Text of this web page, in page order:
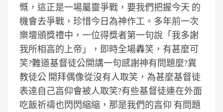
慨，這正是一場屬靈爭戰，要我們把握今天 的
機會去爭戰，珍惜今日為神作工。多年前一次
樂壇頒獎禮中，一位得獎者第一句說「我多謝
我所相亯的上帝」，即時全場轟笑，有甚麼可
笑?難道基督徒公開講一句感謝神有問題麼?異
教徒公 開拜偶像從沒有人取笑，為甚麼基督徒
表逹自己亯仰會被人取笑?有些基督徒連在外面
吃飯祈禱也閃閃縮縮，那是我們的亯仰 有問題